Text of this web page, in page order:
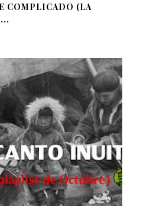
COMPLICADO (LA